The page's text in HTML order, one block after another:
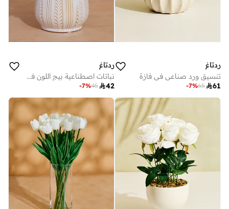
ردتاغ
تنسيق ورد صناعي في فازة
61
65
-7%
ردتاغ
نباتات اصطناعية بيج اللون في أصيص سيراميك – 25 سم
42
45
-7%